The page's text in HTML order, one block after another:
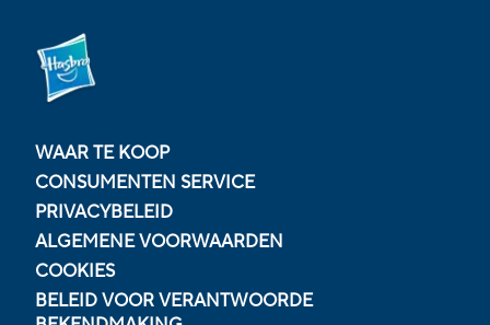
WAAR TE KOOP
CONSUMENTEN SERVICE
PRIVACYBELEID
ALGEMENE VOORWAARDEN
COOKIES
BELEID VOOR VERANTWOORDE